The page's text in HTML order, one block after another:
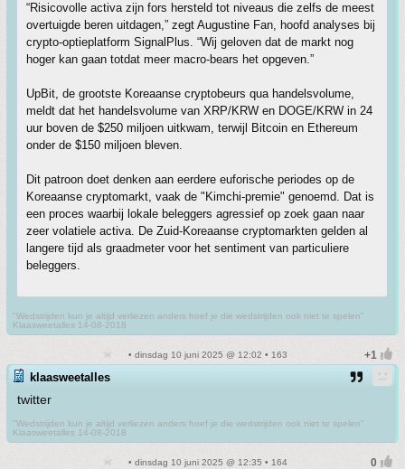
“Risicovolle activa zijn fors hersteld tot niveaus die zelfs de meest
overtuigde beren uitdagen,” zegt Augustine Fan, hoofd analyses bij
crypto-optieplatform SignalPlus. “Wij geloven dat de markt nog
hoger kan gaan totdat meer macro-bears het opgeven.”
UpBit, de grootste Koreaanse cryptobeurs qua handelsvolume,
meldt dat het handelsvolume van XRP/KRW en DOGE/KRW in 24
uur boven de $250 miljoen uitkwam, terwijl Bitcoin en Ethereum
onder de $150 miljoen bleven.
Dit patroon doet denken aan eerdere euforische periodes op de
Koreaanse cryptomarkt, vaak de "Kimchi-premie" genoemd. Dat is
een proces waarbij lokale beleggers agressief op zoek gaan naar
zeer volatiele activa. De Zuid-Koreaanse cryptomarkten gelden al
langere tijd als graadmeter voor het sentiment van particuliere
beleggers.
"Wedstrijden kun je altijd verliezen anders hoef je die wedstrijden ook niet te spelen"
Klaasweetalles 14-08-2018
• dinsdag 10 juni 2025 @ 12:02 • 163
klaasweetalles
twitter
"Wedstrijden kun je altijd verliezen anders hoef je die wedstrijden ook niet te spelen"
Klaasweetalles 14-08-2018
• dinsdag 10 juni 2025 @ 12:35 • 164